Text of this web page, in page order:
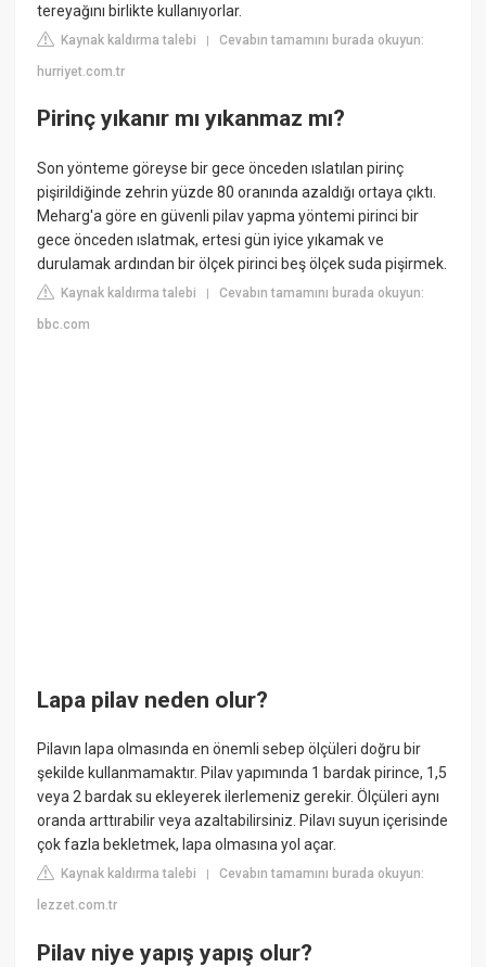
tereyağını birlikte kullanıyorlar.
Kaynak kaldırma talebi |Cevabın tamamını burada okuyun:
hurriyet.com.tr
Pirinç yıkanır mı yıkanmaz mı?
Son yönteme göreyse bir gece önceden ıslatılan pirinç
pişirildiğinde zehrin yüzde 80 oranında azaldığı ortaya çıktı.
Meharg'a göre en güvenli pilav yapma yöntemi pirinci bir
gece önceden ıslatmak, ertesi gün iyice yıkamak ve
durulamak ardından bir ölçek pirinci beş ölçek suda pişirmek.
Kaynak kaldırma talebi |Cevabın tamamını burada okuyun:
bbc.com
Lapa pilav neden olur?
Pilavın lapa olmasında en önemli sebep ölçüleri doğru bir
şekilde kullanmamaktır. Pilav yapımında 1 bardak pirince, 1,5
veya 2 bardak su ekleyerek ilerlemeniz gerekir. Ölçüleri aynı
oranda arttırabilir veya azaltabilirsiniz. Pilavı suyun içerisinde
çok fazla bekletmek, lapa olmasına yol açar.
Kaynak kaldırma talebi |Cevabın tamamını burada okuyun:
lezzet.com.tr
Pilav niye yapış yapış olur?